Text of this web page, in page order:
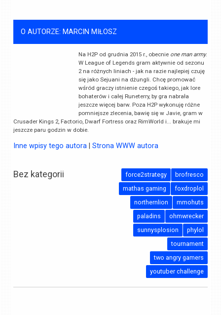
O AUTORZE: MARCIN MIŁOSZ
Na H2P od grudnia 2015 r., obecnie one man army.
W League of Legends gram aktywnie od sezonu
2 na różnych liniach - jak na razie najlepiej czuję
się jako Sejuani na dżungli. Chcę promować
wśród graczy istnienie czegoś takiego, jak lore
bohaterów i całej Runeterry, by gra nabrała
jeszcze więcej barw. Poza H2P wykonuję różne
pomniejsze zlecenia, bawię się w Javie, gram w
Crusader Kings 2, Factorio, Dwarf Fortress oraz RimWorld i... brakuje mi
jeszcze paru godzin w dobie.
Inne wpisy tego autora |Strona WWW autora
Bez kategorii brofresco
force2strategy
foxdroplol
mathas gaming
mmohuts
northernlion
ohmwrecker
paladins
phylol
sunnysplosion
tournament
two angry gamers
youtuber challenge